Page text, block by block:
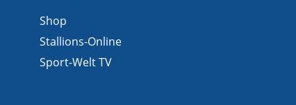
Shop
Stallions-Online
Sport-Welt TV